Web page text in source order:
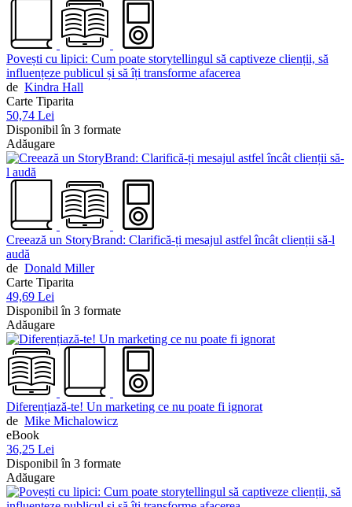
Povești cu lipici: Cum poate storytellingul să captiveze clienții, să
influențeze publicul și să îți transforme afacerea
de Kindra Hall
Carte Tiparita
50,74 Lei
Disponibil în 3 formate
Adăugare
Creează un StoryBrand: Clarifică-ți mesajul astfel încât clienții să-l
audă
de Donald Miller
Carte Tiparita
49,69 Lei
Disponibil în 3 formate
Adăugare
Diferențiază-te! Un marketing ce nu poate fi ignorat
de Mike Michalowicz
eBook
36,25 Lei
Disponibil în 3 formate
Adăugare